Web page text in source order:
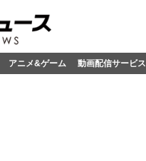
アニメ&ゲーム 動画配信サービス